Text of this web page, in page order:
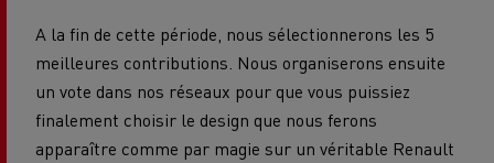
A la fin de cette période, nous sélectionnerons les 5
meilleures contributions. Nous organiserons ensuite
un vote dans nos réseaux pour que vous puissiez
finalement choisir le design que nous ferons
apparaître comme par magie sur un véritable Renault